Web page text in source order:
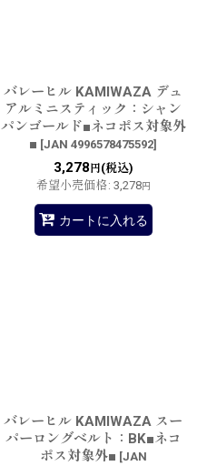
バレーヒル KAMIWAZA デュ
アルミニスティック：シャン
パンゴールド■ネコポス対象外
■ [JAN 4996578475592]
3,278 円(税込)
希望小売価格: 3,278円
カートに入れる
バレーヒル KAMIWAZA スー
パーロングベルト：BK■ネコ
ポス対象外■ [JAN